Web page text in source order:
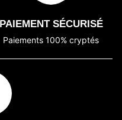
PAIEMENT SÉCURISÉ
Paiements 100% cryptés